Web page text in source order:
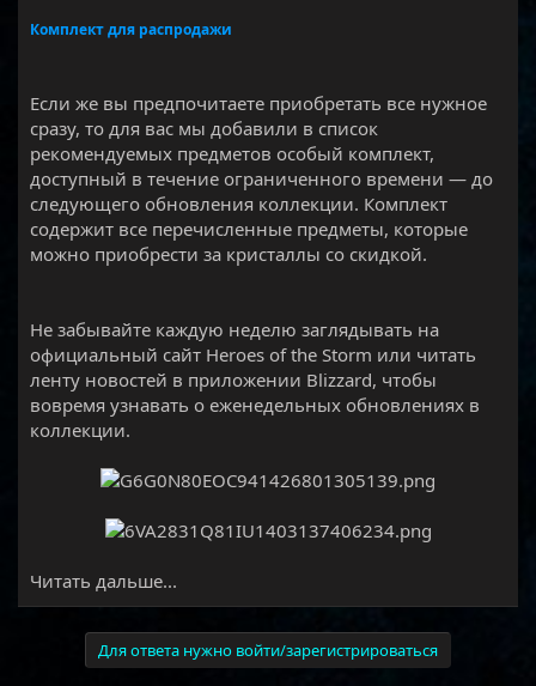
Комплект для распродажи
Если же вы предпочитаете приобретать все нужное
сразу, то для вас мы добавили в список
рекомендуемых предметов особый комплект,
доступный в течение ограниченного времени — до
следующего обновления коллекции. Комплект
содержит все перечисленные предметы, которые
можно приобрести за кристаллы со скидкой.
Не забывайте каждую неделю заглядывать на
официальный сайт Heroes of the Storm или читать
ленту новостей в приложении Blizzard, чтобы
вовремя узнавать о еженедельных обновлениях в
коллекции.
Читать дальше...
Для ответа нужно войти/зарегистрироваться